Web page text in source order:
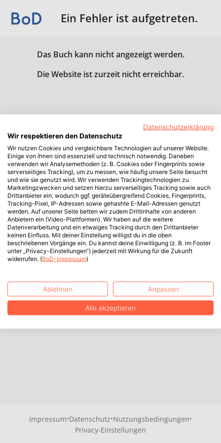
Ein Fehler ist aufgetreten.
Das Buch kann nicht angezeigt werden.
Die Website ist zurzeit nicht erreichbar.
Impressum·Datenschutz·Nutzungsbedingungen·
Privacy-Einstellungen
Datenschutzerklärung
Wir respektieren den Datenschutz
Wir nutzen Cookies und vergleichbare Technologien auf unserer Website.
Einige von ihnen sind essenziell und technisch notwendig. Daneben
verwenden wir Analysemethoden (z. B. Cookies oder Fingerprints sowie
serverseitiges Tracking), um zu messen, wie häufig unsere Seite besucht
und wie sie genutzt wird. Wir verwenden Trackingtechnologien zu
Marketingzwecken und setzen hierzu serverseitiges Tracking sowie auch
Drittanbieter ein, wodurch ggf. geräteübergreifend Cookies, Fingerprints,
Tracking-Pixel, IP-Adressen sowie gehashte E-Mail-Adressen genutzt
werden. Auf unserer Seite betten wir zudem Drittinhalte von anderen
Anbietern ein (Video-Plattformen). Wir haben auf die weitere
Datenverarbeitung und ein etwaiges Tracking durch den Drittanbieter
keinen Einfluss. Mit deiner Einstellung willigst du in die oben
beschriebenen Vorgänge ein. Du kannst deine Einwilligung (z. B. im Footer
unter „Privacy-Einstellungen“) jederzeit mit Wirkung für die Zukunft
widerrufen. (BoD-Impressum)
Ablehnen Anpassen
Alle akzeptieren